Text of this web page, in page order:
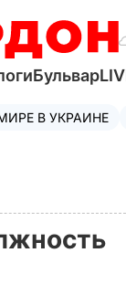
Бульвар
В УКРАИНЕ